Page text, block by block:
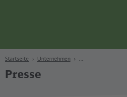
Startseite Unternehmen
Presse